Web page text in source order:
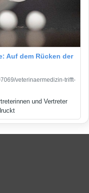
Auf dem Rücken der
veterinaermedizin-trifft-
und Vertreter